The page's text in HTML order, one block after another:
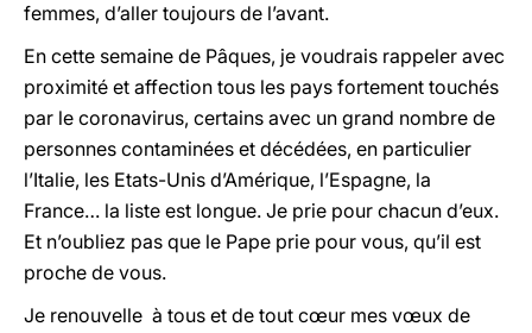
femmes, d’aller toujours de l’avant.
En cette semaine de Pâques, je voudrais rappeler avec
proximité et affection tous les pays fortement touchés
par le coronavirus, certains avec un grand nombre de
personnes contaminées et décédées, en particulier
l’Italie, les Etats-Unis d’Amérique, l’Espagne, la
France… la liste est longue. Je prie pour chacun d’eux.
Et n’oubliez pas que le Pape prie pour vous, qu’il est
proche de vous.
Je renouvelle à tous et de tout cœur mes vœux de